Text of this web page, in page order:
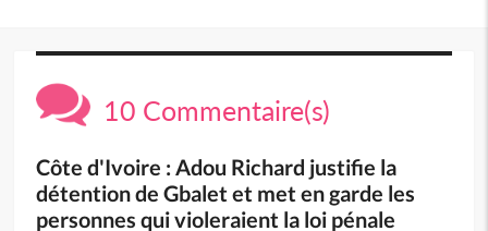
10 Commentaire(s)
Côte d'Ivoire : Adou Richard justifie la
détention de Gbalet et met en garde les
personnes qui violeraient la loi pénale